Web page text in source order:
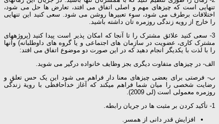
تنهایی است که چیزهای مهم و اصلی اتفاق می افتد، تعارض ها حل می شود،
اختلافات برطرف می شود، سوء تعبیرها روشن می شود. سعی کنید این تنهایی
را خارج از رویه زندگی روزمره تان داشته باشید.
3- سعی کنید علائق مشترک را تا آنجا که امکان پذیر است پیدا کنید (پروژههای
مشترک کاری، عضویت در سازمان های اجتماعی و یا گروه های داوطلبانه) وآنها
را با لذت با یکدیگر انجام دهید که در این صورت دو موضوع اتفاق می افتد:
الف- در چیزهای متفاوت دیگری بجز وظایف خانواده درگیر می شوید.
ب- فرصتی برای بعضی چیزهای معنا دار فراهم می شود این یک حس تعلق و
رضایت شخصی را میان شما فراهم میکند که آغاز خداحافظی با روية زندگی
روزمره معمولی است (لی 2009).
1- تأکید کردن بر مثبت ها در جریان رابطه.
افزایش قدر دانی از همسر.